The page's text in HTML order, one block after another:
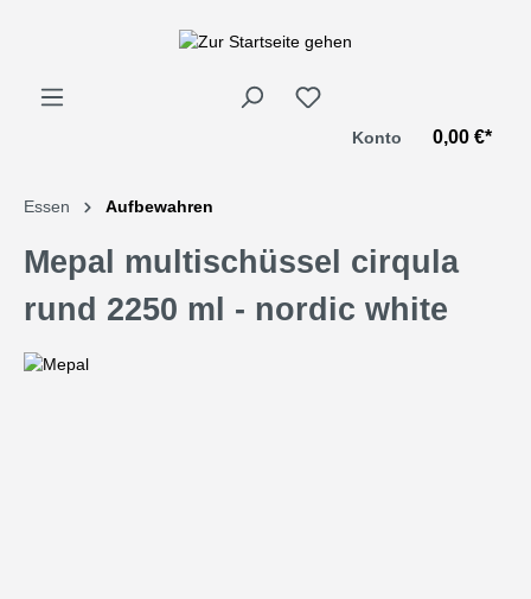
Konto 0,00 €*
Essen Aufbewahren
Mepal multischüssel cirqula
rund 2250 ml - nordic white